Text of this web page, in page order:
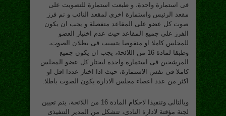
فى استمارة واحدة، و طبعت استمارة للتصويت على
مقعد الرئيس واستمارة اخرى لمقعد النائب و تم فرز
صوت كل عضو على المقاعد منفصلة و يجب ان يكون
الفرز على جميع المقاعد حيث عدم اختيار العضو
للمجلس كاملا او منقوصا يتسبب فى بطلان الصوت،
وطبقا لمادة 16 من اللائحة، يجب ان يكون جميع
المرشحين فى استمارة واحدة ليختار كل عضو المجلس
كاملا فى نفس الاستمارة، حيث اذا اختار عددا اقل او
اكثر من عدد اعضاء مجلس الادارة يكون الصوت باطلا.
وبالتالى وتنفيذا لاحكام المادة 16 من اللائحة، يتم تعيين
لجنة مؤقتة لادارة النادى، تتشكل من المدير التنفيذى